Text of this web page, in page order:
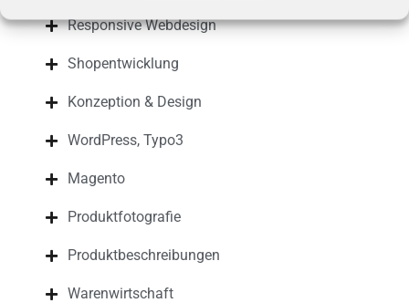
Responsive Webdesign
Shopentwicklung
Konzeption & Design
WordPress, Typo3
Magento
Produktfotografie
Produktbeschreibungen
Warenwirtschaft